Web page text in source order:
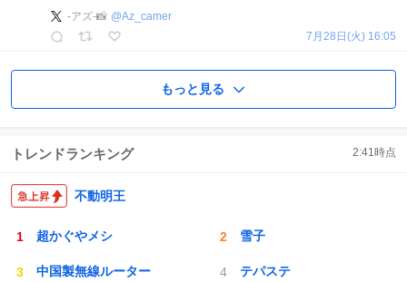
-アズ-📸 @Az_camer
7月28日(火) 16:05
もっと見る
トレンドランキング 2:41時点
不動明王
超かぐやメシ 雪子
中国製無線ルーター テパステ